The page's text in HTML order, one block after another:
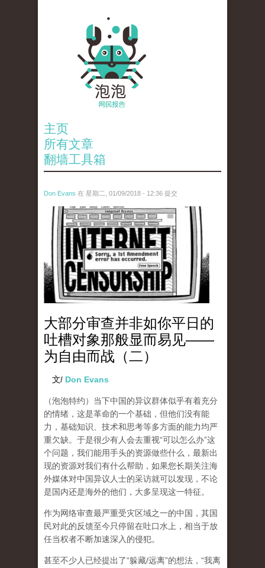
主页
所有文章
翻墙工具箱
Don Evans 在 星期二, 01/09/2018 - 12:36 提交
wechatimg866.jpeg
大部分审查并非如你平日的
吐槽对象那般显而易见——
为自由而战（二）
文/ Don Evans
（泡泡特约） 当下中国的异议群体似乎有着充分
的情绪，这是革命的一个基础，但他们没有能
力，基础知识、技术和思考等多方面的能力均严
重欠缺。于是很少有人会去重视“可以怎么办”这
个问题，我们能用手头的资源做些什么，最新出
现的资源对我们有什么帮助，如果您长期关注海
外媒体对中国异议人士的采访就可以发现，不论
是国内还是海外的他们，大多呈现这一特征。
作为网络审查最严重受灾区域之一的中国，其国
民对此的反馈至今只停留在吐口水上，相当于放
任当权者不断加速深入的侵犯。
甚至不少人已经提出了“躲藏/远离”的想法，“我离